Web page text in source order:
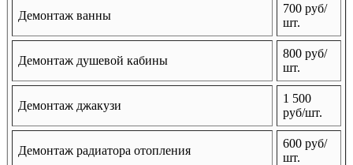
Демонтаж ванны
700 руб/
шт.
Демонтаж душевой кабины
800 руб/
шт.
Демонтаж джакузи
1 500
руб/шт.
Демонтаж радиатора отопления
600 руб/
шт.